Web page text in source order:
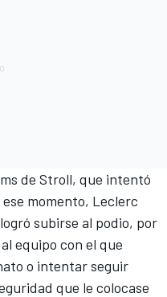
de Stroll, que intentó
momento, Leclerc
subirse al podio, por
equipo con el que
o intentar seguir
que le colocase